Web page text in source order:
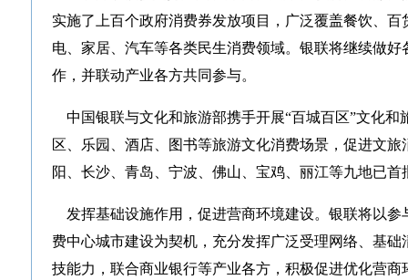
实施了上百个政府消费券发放项目，广泛覆盖餐饮、
电、家居、汽车等各类民生消费领域。银联将继续做
作，并联动产业各方共同参与。
中国银联与文化和旅游部携手开展“百城百区”文化和
区、乐园、酒店、图书等旅游文化消费场景，促进文
阳、长沙、青岛、宁波、佛山、宝鸡、丽江等九地已首
发挥基础设施作用，促进营商环境建设。银联将以参
费中心城市建设为契机，充分发挥广泛受理网络、基
技能力，联合商业银行等产业各方，积极促进优化营